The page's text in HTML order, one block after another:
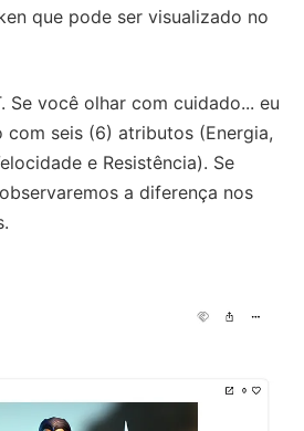
que pode ser visualizado no
Se você olhar com cuidado... eu
com seis (6) atributos (Energia,
e Resistência). Se
a diferença nos